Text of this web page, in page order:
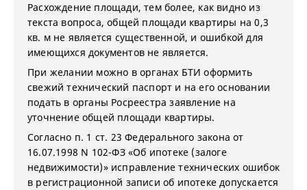
Расхождение площади, тем более, как видно из
текста вопроса, общей площади квартиры на 0,3
кв. м не является существенной, и ошибкой для
имеющихся документов не является.
При желании можно в органах БТИ оформить
свежий технический паспорт и на его основании
подать в органы Росреестра заявление на
уточнение общей площади квартиры.
Согласно п. 1 ст. 23 Федерального закона от
16.07.1998 N 102-ФЗ «Об ипотеке (залоге
недвижимости)» исправление технических ошибок
в регистрационной записи об ипотеке допускается